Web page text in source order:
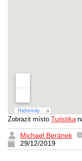
Zobrazit místo Turistika
Michael Beránek
29/12/2019